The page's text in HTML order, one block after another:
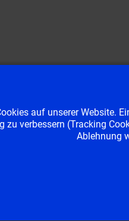
auf unserer Website.
zu verbessern (Tracking
Ablehnung